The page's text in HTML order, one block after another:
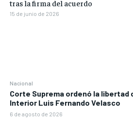
Nacional
Corte Suprema ordenó la libertad
Interior Luis Fernando Velasco
6 de agosto de 2026
tras la firma del acuerdo
15 de junio de 2026